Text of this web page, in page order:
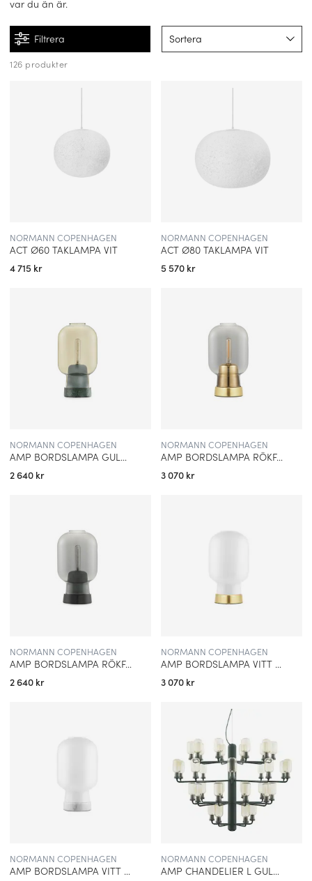
var du än är.
Filtrera Sortera
126 produkter
NORMANN COPENHAGEN
ACT Ø60 TAKLAMPA VIT
4 715 kr
NORMANN COPENHAGEN
ACT Ø80 TAKLAMPA VIT
5 570 kr
NORMANN COPENHAGEN
AMP BORDSLAMPA GULD GLAS/GRÖN
2 640 kr
NORMANN COPENHAGEN
AMP BORDSLAMPA RÖKFÄRGAT GLAS/MÄSSING
3 070 kr
NORMANN COPENHAGEN
AMP BORDSLAMPA RÖKFÄRGAT GLAS/SVART
2 640 kr
NORMANN COPENHAGEN
AMP BORDSLAMPA VITT GLAS/MÄSSING
3 070 kr
NORMANN COPENHAGEN
AMP BORDSLAMPA VITT GLAS/VIT
NORMANN COPENHAGEN
AMP CHANDELIER L GULD GLAS/GRÖN